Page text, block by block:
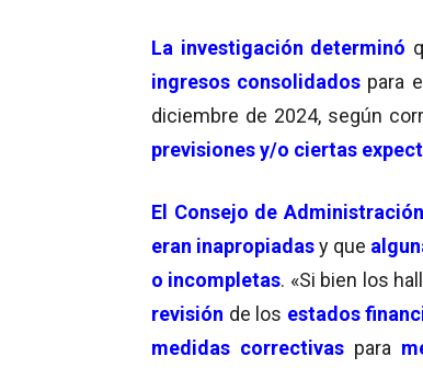
La investigación determinó
ingresos consolidados para
diciembre de 2024, según
previsiones y/o ciertas
El Consejo de Administración
eran inapropiadasy que
o incompletas. «Si bien los
revisión de los estados
medidas correctivas para